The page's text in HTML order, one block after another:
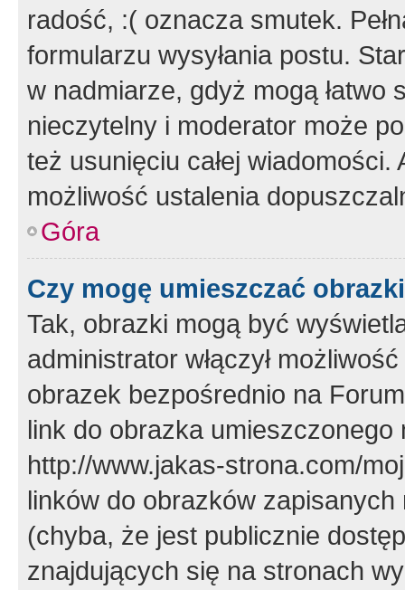
radość, :( oznacza smutek.
formularzu wysyłania postu.
w nadmiarze, gdyż mogą
nieczytelny i moderator może
też usunięciu całej
możliwość ustalenia
Góra
Czy mogę umieszczać
Tak, obrazki mogą być
administrator włączył
obrazek bezpośrednio na
link do obrazka
http://www.jakas-strona.com/
linków do obrazków
(chyba, że jest publicznie
znajdujących się na stronach